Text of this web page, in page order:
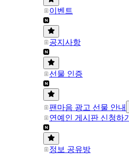
이벤트
공지사항
선물 인증
팬마음 광고 선물 안내
연예인 게시판 신청하기
정보 공유방